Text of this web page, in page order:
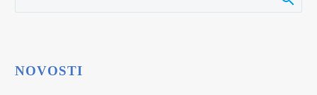
NOVOSTI